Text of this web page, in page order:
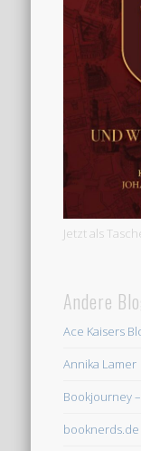
Jetzt als
Andere
Ace Kaisers
Annika Lamer
Bookjourney
booknerds.de